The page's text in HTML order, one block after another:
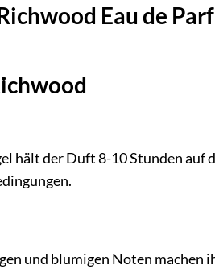
Eau de
hält der Duft 8-10 Stunden auf
und blumigen Noten machen